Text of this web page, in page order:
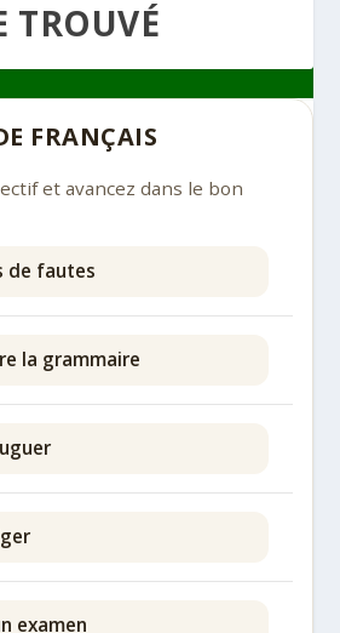
TROUVÉ
FRANÇAIS
et avancez dans le bon
de fautes
la grammaire
examen